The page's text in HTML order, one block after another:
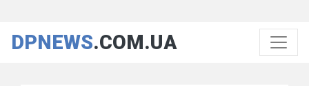
DPNEWS.COM.UA